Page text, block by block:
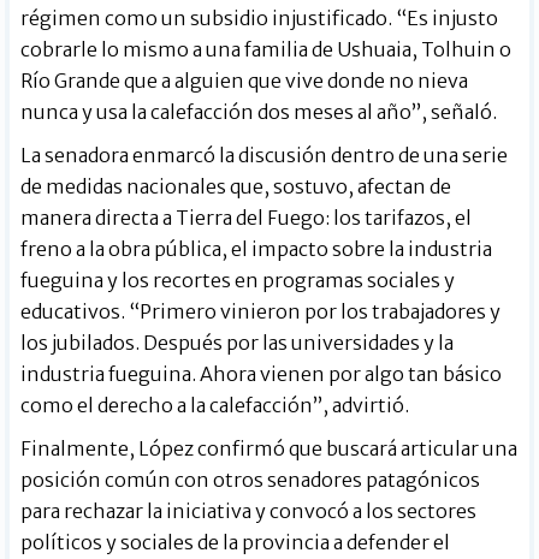
régimen como un subsidio injustificado. “Es injusto
cobrarle lo mismo a una familia de Ushuaia, Tolhuin o
Río Grande que a alguien que vive donde no nieva
nunca y usa la calefacción dos meses al año”, señaló.
La senadora enmarcó la discusión dentro de una serie
de medidas nacionales que, sostuvo, afectan de
manera directa a Tierra del Fuego: los tarifazos, el
freno a la obra pública, el impacto sobre la industria
fueguina y los recortes en programas sociales y
educativos. “Primero vinieron por los trabajadores y
los jubilados. Después por las universidades y la
industria fueguina. Ahora vienen por algo tan básico
como el derecho a la calefacción”, advirtió.
Finalmente, López confirmó que buscará articular una
posición común con otros senadores patagónicos
para rechazar la iniciativa y convocó a los sectores
políticos y sociales de la provincia a defender el